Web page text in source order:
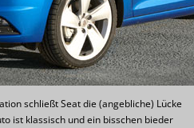
schließt Seat die (angebliche) Lücke
ist klassisch und ein bisschen bieder